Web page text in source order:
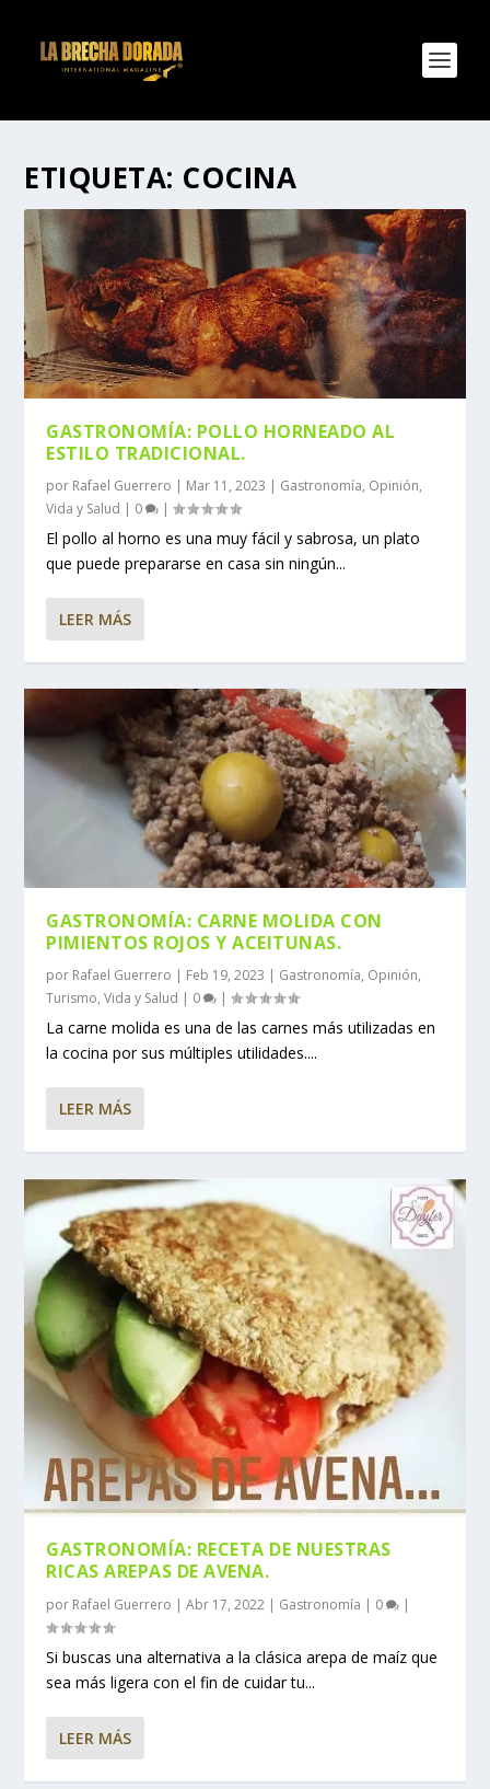
ETIQUETA: COCINA
GASTRONOMÍA: POLLO HORNEADO AL
ESTILO TRADICIONAL.
por Rafael Guerrero | Mar 11, 2023 | Gastronomía, Opinión,
Vida y Salud | 0 |
El pollo al horno es una muy fácil y sabrosa, un plato
que puede prepararse en casa sin ningún...
LEER MÁS
GASTRONOMÍA: CARNE MOLIDA CON
PIMIENTOS ROJOS Y ACEITUNAS.
por Rafael Guerrero | Feb 19, 2023 | Gastronomía, Opinión,
Turismo,Vida y Salud | 0 |
La carne molida es una de las carnes más utilizadas en
la cocina por sus múltiples utilidades....
LEER MÁS
GASTRONOMÍA: RECETA DE NUESTRAS
RICAS AREPAS DE AVENA.
por Rafael Guerrero |Abr 17, 2022 | Gastronomía | 0 |
Si buscas una alternativa a la clásica arepa de maíz que
sea más ligera con el fin de cuidar tu...
LEER MÁS